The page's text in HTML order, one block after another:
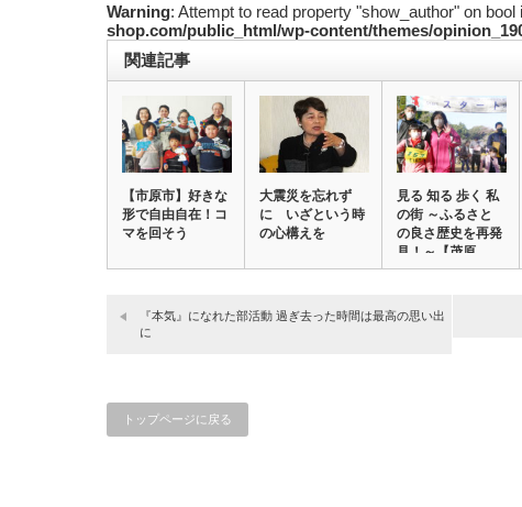
Warning: Attempt to read property "show_author" on bool
shop.com/public_html/wp-content/themes/
関連記事
【市原市】好きな
形で自由自在！コ
マを回そう
大震災を忘れず
に いざという時
の心構えを
見る 知る 歩く 私
の街 ～ふるさと
の良さ歴史を再発
見！～【茂原…
『本気』になれた部活動 過ぎ去った時間は最高の思い出
に
トップページに戻る